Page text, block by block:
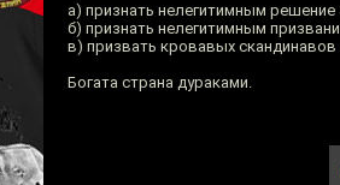
а) признать нелегитимным
б) признать нелегитимным
в) призвать кровавых скандинавов
Богата страна дураками.